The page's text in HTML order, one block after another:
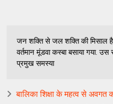
जन शक्ति से जल शक्ति की मिसाल है
वर्तमान मूंडवा कस्बा बसाया गया.
प्रमुख समस्या
बालिका शिक्षा के महत्व से अवगत